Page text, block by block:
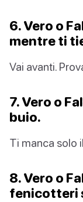
6. Vero o
mentre ti
Vai avanti.
7. Vero o
buio.
Ti manca solo
8. Vero o
fenicotteri